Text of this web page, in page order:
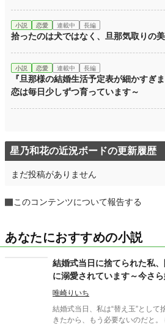
小説 恋愛 連載中 長編
拾ったのは犬ではなく、旦那気取りの
小説 恋愛 連載中 長編
『旦那様の結婚生活予定表が細かすぎ
恋は毎日少しずつ育っています～
星乃和花の近況ボードの更新履歴
まだ投稿がありません
このコンテンツについて報告する
あなたにおすすめの小説
結婚式当日に捨てられた私
に溺愛されています～今さ
も手遅れです～
唯崎りいち
結婚式当日、私は“替え玉”として捨てられた。
きたから、もう必要ないのだと。 けれど—— 私こそが、誰も知ら